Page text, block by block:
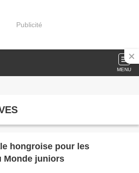
Publicité
MENU
hongroise pour les
Monde juniors